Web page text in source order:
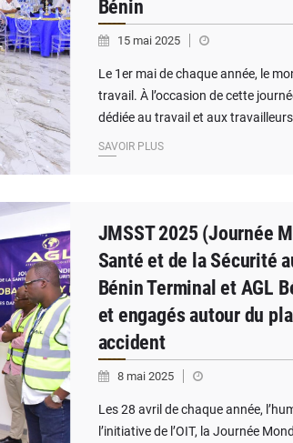
Bénin
15 mai 2025
Le 1er mai de chaque année, le
travail. À l’occasion de cette
dédiée au travail et aux
SAVOIR PLUS
JMSST 2025 (Journée
Santé et de la Sécurité
Bénin Terminal et AGL
et engagés autour du
accident
8 mai 2025
Les 28 avril de chaque année,
l’initiative de l’OIT, la Journée